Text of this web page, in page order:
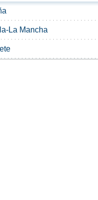
La Mancha